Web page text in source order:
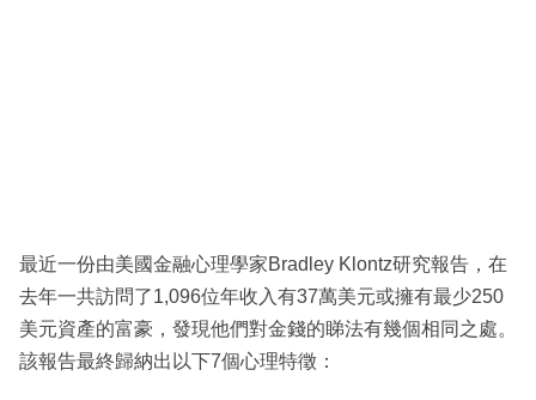
最近一份由美國金融心理學家Bradley Klontz研究報告，在
去年一共訪問了1,096位年收入有37萬美元或擁有最少250
美元資產的富豪，發現他們對金錢的睇法有幾個相同之處。
該報告最終歸納出以下7個心理特徵：